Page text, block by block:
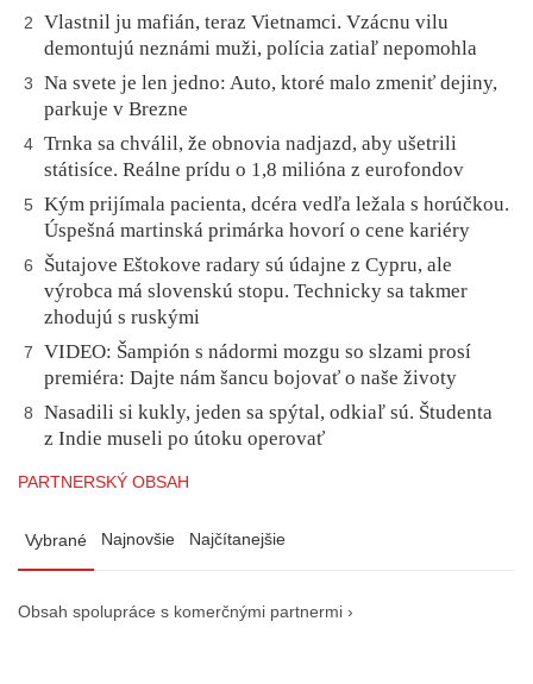
2
Vlastnil ju mafián, teraz Vietnamci. Vzácnu vilu
demontujú neznámi muži, polícia zatiaľ nepomohla
3
Na svete je len jedno: Auto, ktoré malo zmeniť dejiny,
parkuje v Brezne
4 Trnka sa chválil, že obnovia nadjazd, aby ušetrili
státisíce. Reálne prídu o 1,8 milióna z eurofondov
5
Kým prijímala pacienta, dcéra vedľa ležala s horúčkou.
Úspešná martinská primárka hovorí o cene kariéry
6
Šutajove Eštokove radary sú údajne z Cypru, ale
výrobca má slovenskú stopu. Technicky sa takmer
zhodujú s ruskými
7
VIDEO: Šampión s nádormi mozgu so slzami prosí
premiéra: Dajte nám šancu bojovať o naše životy
8
Nasadili si kukly, jeden sa spýtal, odkiaľ sú. Študenta
z Indie museli po útoku operovať
PARTNERSKÝ OBSAH
Vybrané Najnovšie Najčítanejšie
Obsah spolupráce s komerčnými partnermi ›